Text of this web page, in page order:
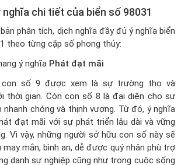
nghĩa chi tiết của biển số 98031
phân tích, dịch nghĩa đầy đủ ý nghĩa biển
theo từng cặp số phong thủy:
ý nghĩa Phát đạt mãi
con số 9 được xem là sự trường thọ và
thời gian. Còn con số 8 là đại diện cho sự
chóng và thịnh vượng. Từ đó, ý nghĩa
đạt mãi với sự phát triển lâu dài và vững
Vì vậy, những người sở hữu con số này sẽ
mắn, bình an, dễ được quý nhân phù trợ
danh sự nghiệp cũng như trong cuộc sống